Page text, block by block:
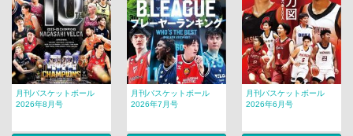
月刊バスケットボール
2026年8月号
月刊バスケットボール
2026年7月号
月刊バスケットボール
2026年6月号